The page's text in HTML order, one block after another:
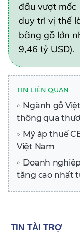
đầu vượt mốc
duy trì vị thế
bằng gỗ lớn
9,46 tỷ USD).
TIN LIÊN QUAN
Ngành gỗ
thông qua
Mỹ áp thuế
Việt Nam
Doanh
tăng cao nhất